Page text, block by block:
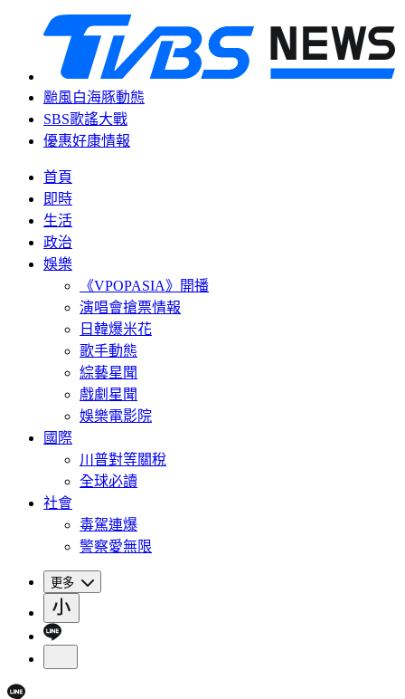
颱風白海豚動態
SBS歌謠大戰
優惠好康情報
首頁
即時
生活
政治
娛樂
《VPOPASIA》開播
演唱會搶票情報
日韓爆米花
歌手動態
綜藝星聞
戲劇星聞
娛樂電影院
國際
川普對等關稅
全球必讀
社會
毒駕連爆
警察愛無限
更多